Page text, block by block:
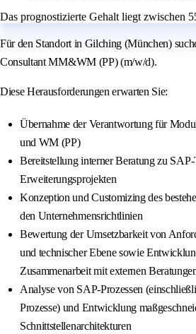
Das prognostizierte Gehalt liegt zwischen
Für den Standort in Gilching (München)
Consultant MM&WM (PP) (m/w/d).
Diese Herausforderungen erwarten Sie:
Übernahme der Verantwortung für
und WM (PP)
Bereitstellung interner Beratung zu
Erweiterungsprojekten
Konzeption und Customizing des
den Unternehmensrichtlinien
Bewertung der Umsetzbarkeit von
und technischer Ebene sowie
Zusammenarbeit mit externen
Analyse von SAP-Prozessen
Prozesse) und Entwicklung
Schnittstellenarchitekturen